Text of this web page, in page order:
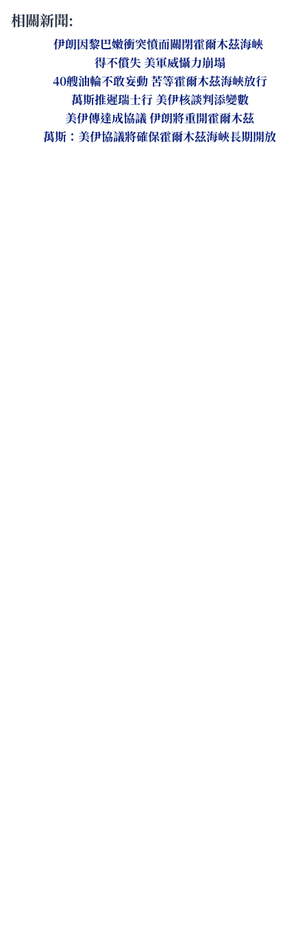
相關新聞:
伊朗因黎巴嫩衝突憤而關閉霍爾木茲海峽
得不償失 美軍威懾力崩塌
40艘油輪不敢妄動 苦等霍爾木茲海峽放行
萬斯推遲瑞士行 美伊核談判添變數
美伊傳達成協議 伊朗將重開霍爾木茲
萬斯：美伊協議將確保霍爾木茲海峽長期開放